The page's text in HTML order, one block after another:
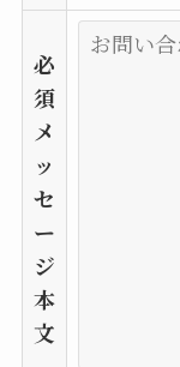
必
須
メ
ッ
セ
ー
ジ
本
文